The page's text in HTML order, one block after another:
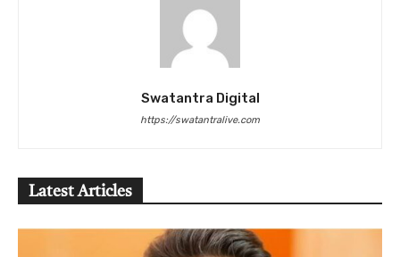
Swatantra Digital
https://swatantralive.com
Latest Articles